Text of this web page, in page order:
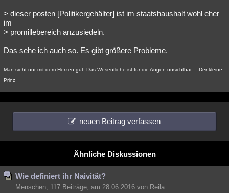
> dieser posten [Politikergehälter] ist im staatshaushalt wohl eher
im
> promillebereich anzusiedeln.
Das sehe ich auch so. Es gibt größere Probleme.
Man sieht nur mit dem Herzen gut. Das Wesentliche ist für die Augen unsichtbar. -- Der kleine
Prinz
neuen Beitrag verfassen
Ähnliche Diskussionen
Wie definiert ihr Naivität?
Menschen, 117 Beiträge, am 28.06.2016 von Reila